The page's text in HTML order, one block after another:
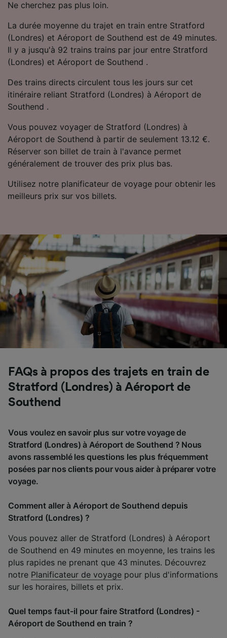
Ne cherchez pas plus loin.
La durée moyenne du trajet en train entre Stratford
(Londres) et Aéroport de Southend est de 49 minutes.
Il y a jusqu'à 92 trains trains par jour entre Stratford
(Londres) et Aéroport de Southend .
Des trains directs circulent tous les jours sur cet
itinéraire reliant Stratford (Londres) à Aéroport de
Southend .
Vous pouvez voyager de Stratford (Londres) à
Aéroport de Southend à partir de seulement 13.12 €.
Réserver son billet de train à l'avance permet
généralement de trouver des prix plus bas.
Utilisez notre planificateur de voyage pour obtenir les
meilleurs prix sur vos billets.
FAQs à propos des trajets en train de
Stratford (Londres) à Aéroport de
Southend
Vous voulez en savoir plus sur votre voyage de
Stratford (Londres) à Aéroport de Southend ? Nous
avons rassemblé les questions les plus fréquemment
posées par nos clients pour vous aider à préparer votre
voyage.
Comment aller à Aéroport de Southend depuis
Stratford (Londres) ?
Vous pouvez aller de Stratford (Londres) à Aéroport
de Southend en 49 minutes en moyenne, les trains les
plus rapides ne prenant que 43 minutes. Découvrez
notre Planificateur de voyage pour plus d'informations
sur les horaires, billets et prix.
Quel temps faut-il pour faire Stratford (Londres) -
Aéroport de Southend en train ?